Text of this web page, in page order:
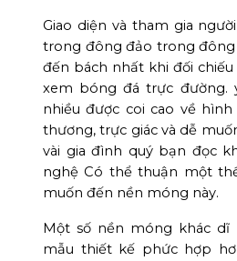
Giao diện và tham gia
trong đông đảo trong đông
đến bách nhất khi đối
xem bóng đá trực đường.
nhiều được coi cao về
thương, trực giác và dễ
vài gia đình quý bạn đọc
nghệ Có thể thuận một
muốn đến nền móng này.
Một số nền móng khác dĩ
mẫu thiết kế phức hợp